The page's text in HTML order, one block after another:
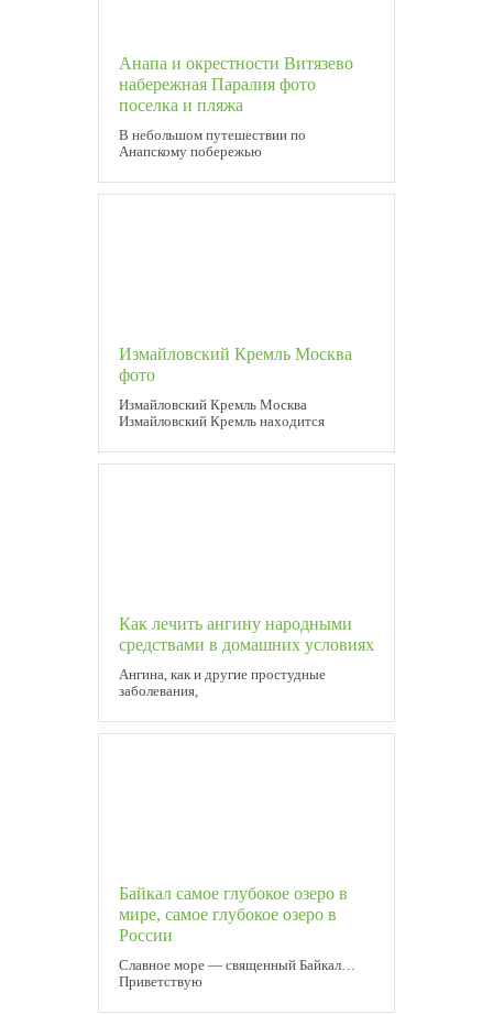
Анапа и окрестности Витязево
набережная Паралия фото
поселка и пляжа
В небольшом путешествии по
Анапскому побережью
Измайловский Кремль Москва
фото
Измайловский Кремль Москва
Измайловский Кремль находится
Как лечить ангину народными
средствами в домашних условиях
Ангина, как и другие простудные
заболевания,
Байкал самое глубокое озеро в
мире, самое глубокое озеро в
России
Славное море — священный Байкал…
Приветствую